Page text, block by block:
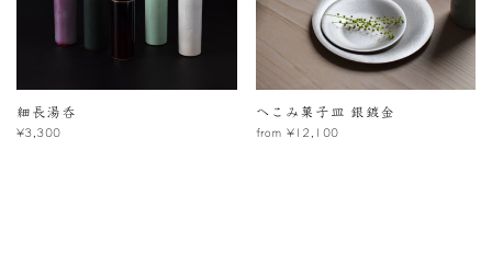
細長湯呑
¥3,300
へこみ菓子皿 銀鍍金
from ¥12,100